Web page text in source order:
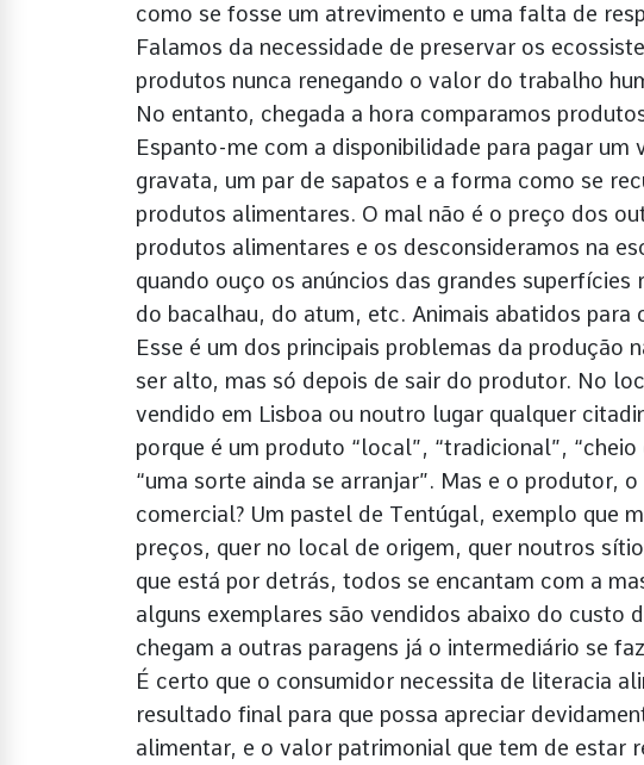
como se fosse um atrevimento e uma falta de
Falamos da necessidade de preservar os
produtos nunca renegando o valor do trabalho
No entanto, chegada a hora comparamos
Espanto-me com a disponibilidade para pagar
gravata, um par de sapatos e a forma como se
produtos alimentares. O mal não é o preço dos
produtos alimentares e os desconsideramos na
quando ouço os anúncios das grandes
do bacalhau, do atum, etc. Animais abatidos
Esse é um dos principais problemas da produção
ser alto, mas só depois de sair do produtor. No
vendido em Lisboa ou noutro lugar qualquer
porque é um produto “local”, “tradicional”,
“uma sorte ainda se arranjar”. Mas e o produtor,
comercial? Um pastel de Tentúgal, exemplo que
preços, quer no local de origem, quer noutros
que está por detrás, todos se encantam com a
alguns exemplares são vendidos abaixo do custo
chegam a outras paragens já o intermediário se
É certo que o consumidor necessita de literacia
resultado final para que possa apreciar
alimentar, e o valor patrimonial que tem de estar